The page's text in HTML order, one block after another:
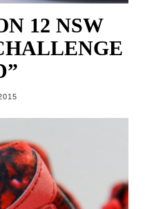
12 NSW